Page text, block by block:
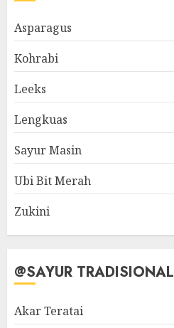
Asparagus
Kohrabi
Leeks
Lengkuas
Sayur Masin
Ubi Bit Merah
Zukini
@SAYUR TRADISIONAL
Akar Teratai